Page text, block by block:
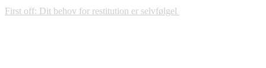
First off: Dit behov for restitution er selvfølgel